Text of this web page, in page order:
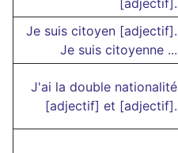
[adjectif].
Je suis citoyen [adjectif].
Je suis citoyenne ...
J'ai la double nationalité
[adjectif] et [adjectif].